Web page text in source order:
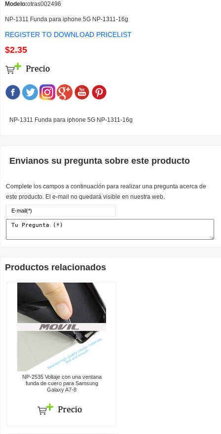
Modelo:otras002496
NP-1311 Funda para iphone 5G NP-1311-16g
REGISTER TO DOWNLOAD PRICELIST
$2.35
NP-1311 Funda para iphone 5G NP-1311-16g
Envianos su pregunta sobre este producto
Complete los campos a continuación para realizar una pregunta acerca de
este producto. El e-mail no quedará visible en nuestra web.
Productos relacionados
NP-2535 Voltaje con una ventana
funda de cuero para Samsung
Galaxy A7-8